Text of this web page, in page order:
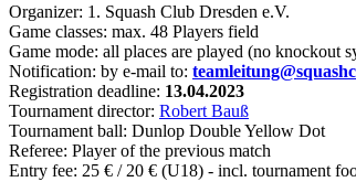
Organizer: 1. Squash Club Dresden e.V.
Game classes: max. 48 Players field
Game mode: all places are played (no knockout
Notification: by e-mail to:
Registration deadline: 13.04.2023
Tournament director: Robert Bauß
Tournament ball: Dunlop Double Yellow Dot
Referee: Player of the previous match
Entry fee: 25 € / 20 € (U18) - incl. tournament